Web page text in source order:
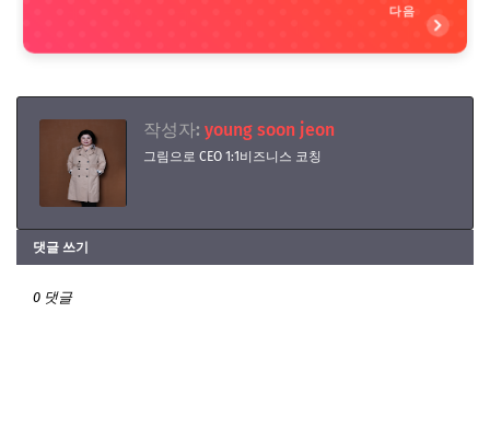
다음
작성자: young soon jeon
그림으로 CEO 1:1비즈니스 코칭
댓글 쓰기
0 댓글